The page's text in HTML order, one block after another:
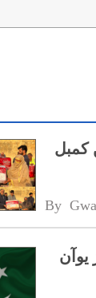
کمبل
By
کیلئے 10 کروڑ یوآن